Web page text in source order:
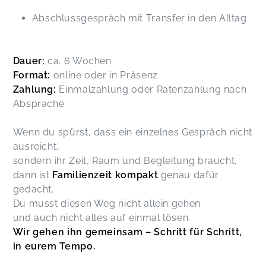
Abschlussgespräch mit Transfer in den Alltag
Dauer: ca. 6 Wochen
Format: online oder in Präsenz
Zahlung: Einmalzahlung oder Ratenzahlung nach
Absprache
Wenn du spürst, dass ein einzelnes Gespräch nicht
ausreicht,
sondern ihr Zeit, Raum und Begleitung braucht,
dann ist Familienzeit kompakt genau dafür
gedacht.
Du musst diesen Weg nicht allein gehen
und auch nicht alles auf einmal lösen.
Wir gehen ihn gemeinsam – Schritt für Schritt,
in eurem Tempo.